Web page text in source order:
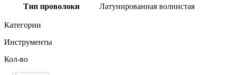
Тип проволоки
Латунированная волнистая
Категории
Инструменты
Кол-во